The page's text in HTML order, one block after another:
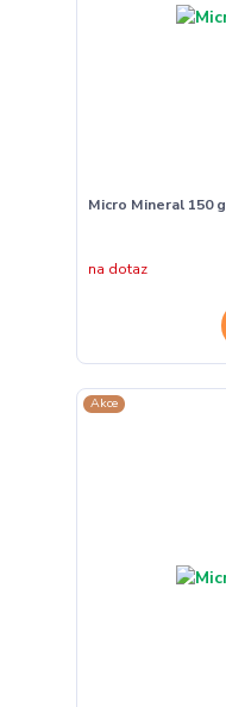
Micro Mineral 150 g
na dotaz
Akce